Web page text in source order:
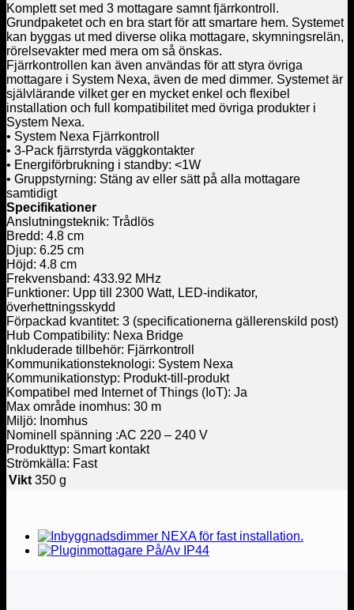
Komplett set med 3 mottagare samnt fjärrkontroll.
Grundpaketet och en bra start för att smartare hem. Systemet
kan byggas ut med diverse olika mottagare, skymningsrelän,
rörelsevakter med mera om så önskas.
Fjärrkontrollen kan även användas för att styra övriga
mottagare i System Nexa, även de med dimmer. Systemet är
självlärande vilket ger en mycket enkel och flexibel
installation och full kompatibilitet med övriga produkter i
System Nexa.
• System Nexa Fjärrkontroll
• 3-Pack fjärrstyrda väggkontakter
• Energiförbrukning i standby: <1W
• Gruppstyrning: Stäng av eller sätt på alla mottagare
samtidigt
Specifikationer
Anslutningsteknik: Trådlös
Bredd: 4.8 cm
Djup: 6.25 cm
Höjd: 4.8 cm
Frekvensband: 433.92 MHz
Funktioner: Upp till 2300 Watt, LED-indikator,
överhettningsskydd
Förpackad kvantitet: 3 (specificationerna gällerenskild post)
Hub Compatibility: Nexa Bridge
Inkluderade tillbehör: Fjärrkontroll
Kommunikationsteknologi: System Nexa
Kommunikationstyp: Produkt-till-produkt
Kompatibel med Internet of Things (IoT): Ja
Max område inomhus: 30 m
Miljö: Inomhus
Nominell spänning :AC 220 – 240 V
Produkttyp: Smart kontakt
Strömkälla: Fast
Vikt 350 g